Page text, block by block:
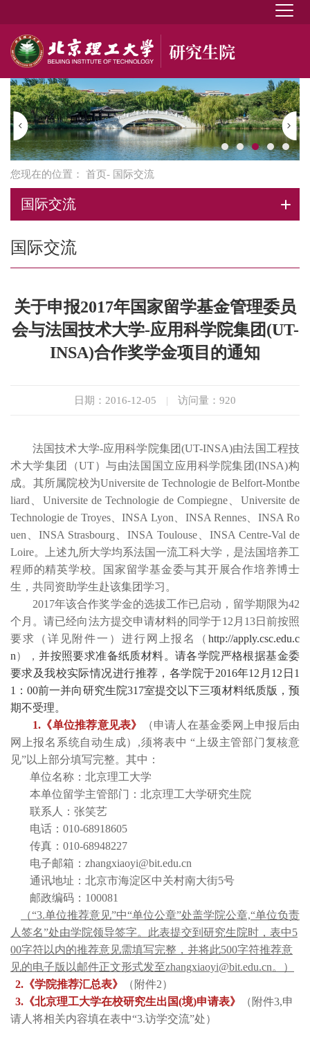
您现在的位置： 首页- 国际交流
国际交流
国际交流
关于申报2017年国家留学基金管理委员
会与法国技术大学-应用科学院集团(UT-
INSA)合作奖学金项目的通知
日期：2016-12-05 | 访问量： 920
法国技术大学-应用科学院集团(UT-INSA)由法国工程技
术大学集团（UT）与由法国国立应用科学院集团(INSA)构
成。其所属院校为Universite de Technologie de Belfort-Montbe
liard、Universite de Technologie de Compiegne、Universite de
Technologie de Troyes、INSA Lyon、INSA Rennes、INSA Ro
uen、INSA Strasbourg、INSA Toulouse、INSA Centre-Val de
Loire。上述九所大学均系法国一流工科大学，是法国培养工
程师的精英学校。国家留学基金委与其开展合作培养博士
生，共同资助学生赴该集团学习。
2017年该合作奖学金的选拔工作已启动，留学期限为42
个月。请已经向法方提交申请材料的同学于12月13日前按照
要求（详见附件一）进行网上报名（ http://apply.csc.edu.c
n），并按照要求准备纸质材料。请各学院严格根据基金委
要求及我校实际情况进行推荐，各学院于2016年12月12日1
1：00前一并向研究生院317室提交以下三项材料纸质版，预
期不受理。
1.《单位推荐意见表》
（申请人在基金委网上申报后由
网上报名系统自动生成）,须将表中 “上级主管部门复核意
见”以上部分填写完整。其中：
单位名称：北京理工大学
本单位留学主管部门：北京理工大学研究生院
联系人：张笑艺
电话：010-68918605
传真：010-68948227
电子邮箱：zhangxiaoyi@bit.edu.cn
通讯地址：北京市海淀区中关村南大街5号
邮政编码：100081
（“3.单位推荐意见”中“单位公章”处盖学院公章,“单位负责
人签名”处由学院领导签字。此表提交到研究生院时，表中5
00字符以内的推荐意见需填写完整，并将此500字符推荐意
见的电子版以邮件正文形式发至zhangxiaoyi@bit.edu.cn。）
2.《学院推荐汇总表》
（附件2）
3.《北京理工大学在校研究生出国(境)申请表》
（附件3,申
请人将相关内容填在表中“3.访学交流”处）